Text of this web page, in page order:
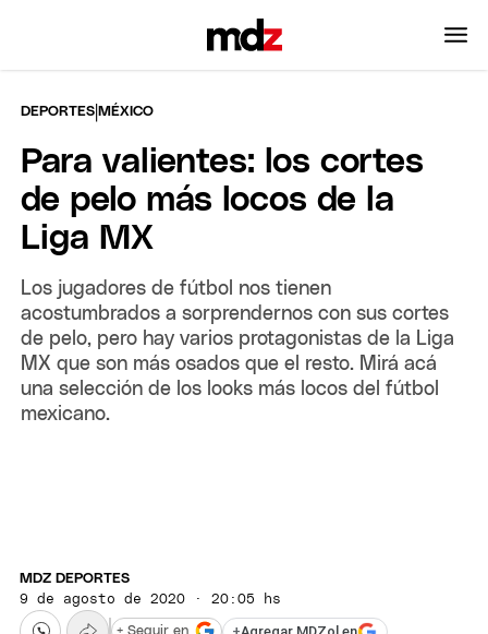
DEPORTES |MÉXICO
Para valientes: los cortes
de pelo más locos de la
Liga MX
Los jugadores de fútbol nos tienen
acostumbrados a sorprendernos con sus cortes
de pelo, pero hay varios protagonistas de la Liga
MX que son más osados que el resto. Mirá acá
una selección de los looks más locos del fútbol
mexicano.
MDZ DEPORTES
9 de agosto de 2020 · 20:05 hs